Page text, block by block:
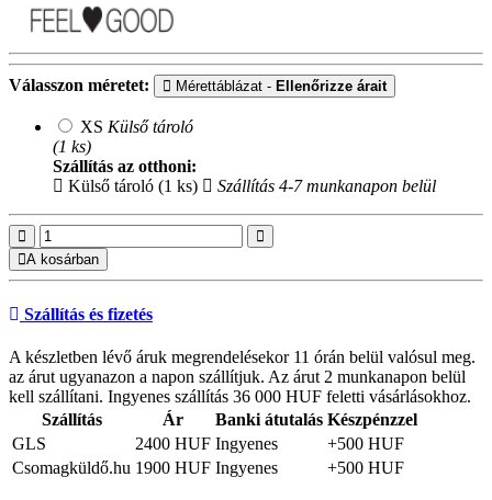
Válasszon méretet: Mérettáblázat - Ellenőrizze árait
XS Külső tároló
(1 ks)
Szállítás az otthoni:
Külső tároló (1 ks)
Szállítás 4-7 munkanapon belül
A kosárban
Szállítás és fizetés
A készletben lévő áruk megrendelésekor 11 órán belül valósul meg.
az árut ugyanazon a napon szállítjuk. Az árut 2 munkanapon belül
kell szállítani. Ingyenes szállítás 36 000 HUF feletti vásárlásokhoz.
Szállítás
Ár Banki átutalás Készpénzzel
GLS
2400 HUF Ingyenes
+500 HUF
Csomagküldő.hu 1900 HUF Ingyenes +500 HUF